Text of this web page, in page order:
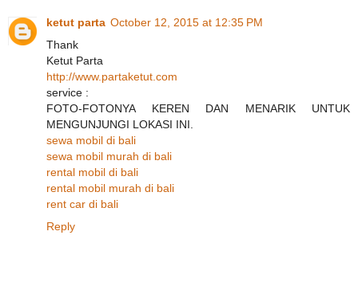
ketut parta October 12, 2015 at 12:35 PM
Thank
Ketut Parta
http://www.partaketut.com
service :
FOTO-FOTONYA KEREN DAN MENARIK UNTUK
MENGUNJUNGI LOKASI INI.
sewa mobil di bali
sewa mobil murah di bali
rental mobil di bali
rental mobil murah di bali
rent car di bali
Reply